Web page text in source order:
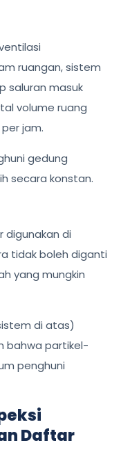
ruangan, sistem
saluran masuk
volume ruang
jam.
gedung
secara konstan.
digunakan di
tidak boleh diganti
yang mungkin
di atas)
bahwa partikel-
penghuni
Daftar